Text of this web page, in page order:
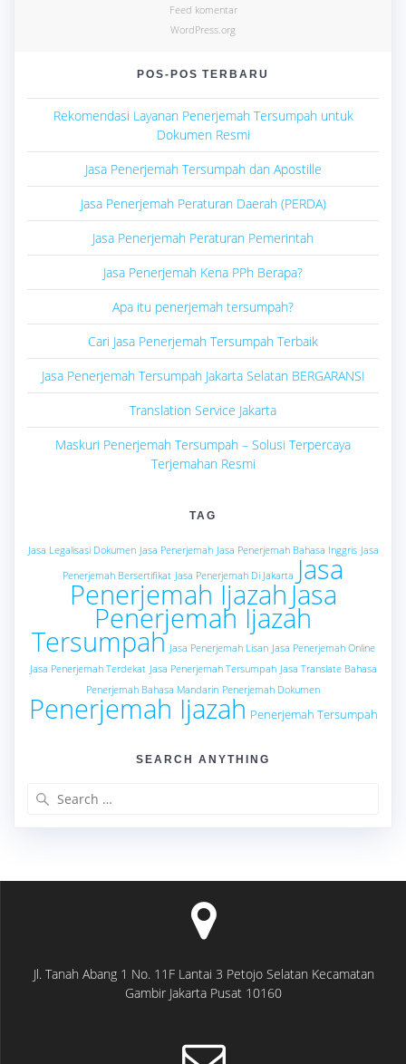
Feed komentar
WordPress.org
POS-POS TERBARU
Rekomendasi Layanan Penerjemah Tersumpah untuk
Dokumen Resmi
Jasa Penerjemah Tersumpah dan Apostille
Jasa Penerjemah Peraturan Daerah (PERDA)
Jasa Penerjemah Peraturan Pemerintah
Jasa Penerjemah Kena PPh Berapa?
Apa itu penerjemah tersumpah?
Cari Jasa Penerjemah Tersumpah Terbaik
Jasa Penerjemah Tersumpah Jakarta Selatan BERGARANSI
Translation Service Jakarta
Maskuri Penerjemah Tersumpah – Solusi Terpercaya
Terjemahan Resmi
TAG
Jasa Legalisasi Dokumen Jasa Penerjemah Jasa Penerjemah Bahasa Inggris Jasa
Penerjemah Bersertifikat Jasa Penerjemah Di Jakarta Jasa
Penerjemah Ijazah Jasa
Penerjemah Ijazah
Tersumpah Jasa Penerjemah Lisan Jasa Penerjemah Online
Jasa Penerjemah Terdekat Jasa Penerjemah Tersumpah Jasa Translate Bahasa
Penerjemah Bahasa Mandarin Penerjemah Dokumen
Penerjemah Ijazah Penerjemah Tersumpah
SEARCH ANYTHING
Jl. Tanah Abang 1 No. 11F Lantai 3 Petojo Selatan Kecamatan
Gambir Jakarta Pusat 10160